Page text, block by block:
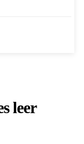
leer